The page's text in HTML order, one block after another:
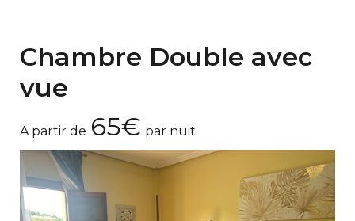
Chambre Double avec
vue
A partir de 65€ par nuit